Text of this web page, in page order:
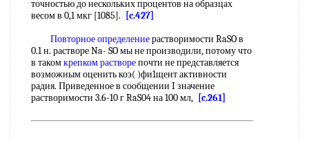
точностью до нескольких процентов на образцах
весом в 0,1 мкг [1085].
[c.427]
Повторное определениерастворимости RaSO в
0.1 н. растворе Na- SO мы не производили, потому что
в такомкрепком растворепочти не представляется
возможным оценить коэ( )фи1щент активности
радия. Приведенное в сообщении I значение
растворимости 3.6-10 г RaS04 на 100 мл, [c.261]